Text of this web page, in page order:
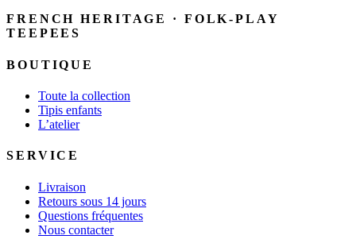
FRENCH HERITAGE · FOLK-PLAY
TEEPEES
BOUTIQUE
Toute la collection
Tipis enfants
L’atelier
SERVICE
Livraison
Retours sous 14 jours
Questions fréquentes
Nous contacter